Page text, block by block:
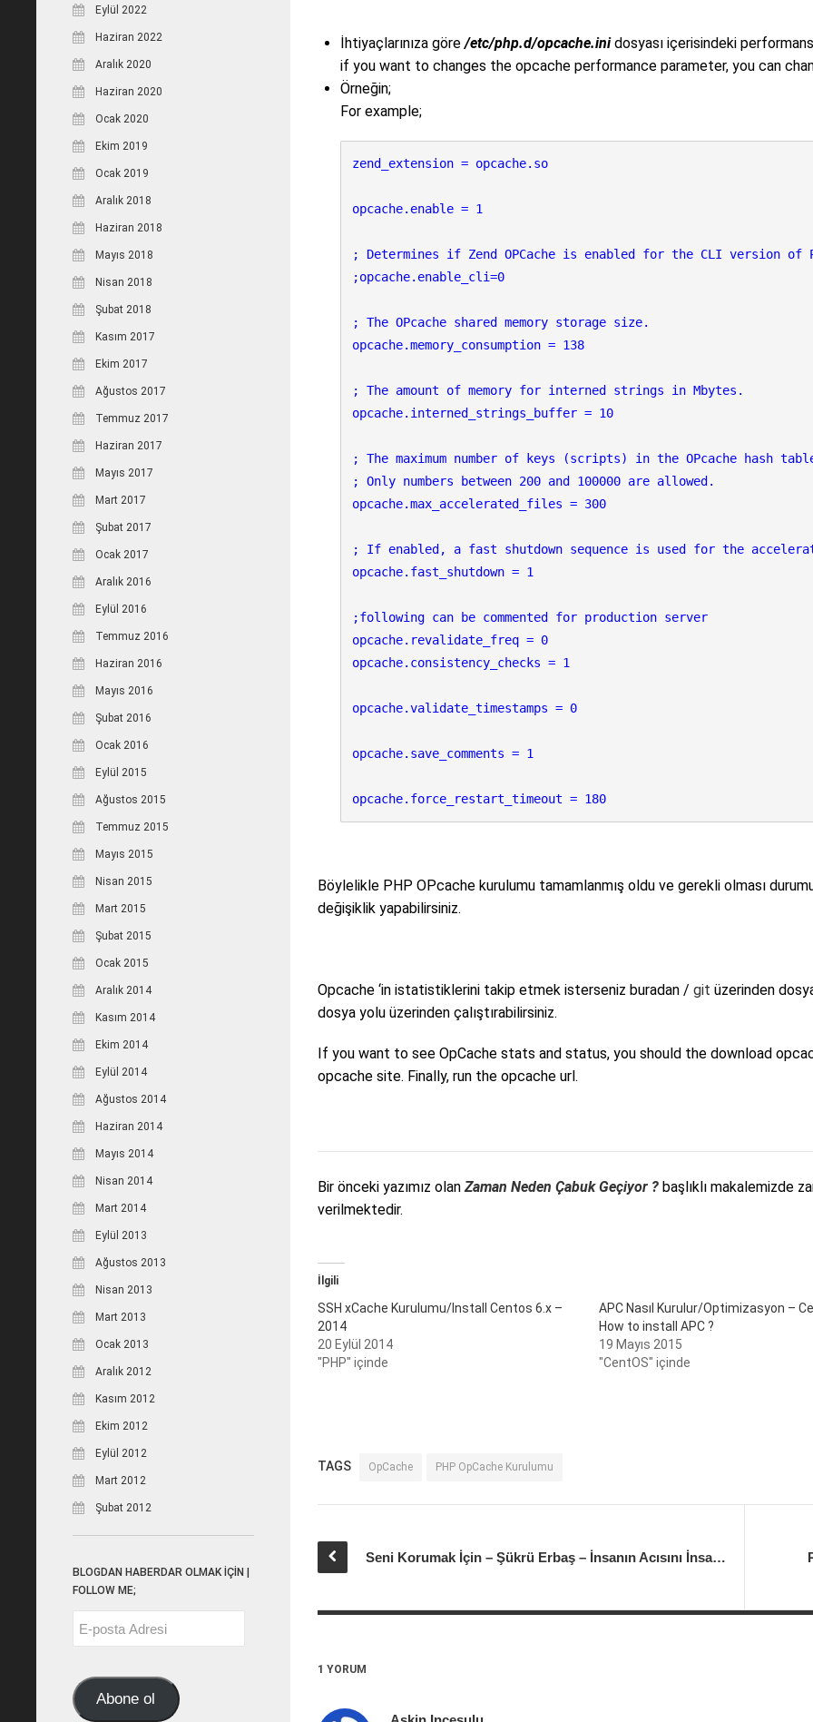
Eylül 2022
Haziran 2022
Aralık 2020
Haziran 2020
Ocak 2020
Ekim 2019
Ocak 2019
Aralık 2018
Haziran 2018
Mayıs 2018
Nisan 2018
Şubat 2018
Kasım 2017
Ekim 2017
Ağustos 2017
Temmuz 2017
Haziran 2017
Mayıs 2017
Mart 2017
Şubat 2017
Ocak 2017
Aralık 2016
Eylül 2016
Temmuz 2016
Haziran 2016
Mayıs 2016
Şubat 2016
Ocak 2016
Eylül 2015
Ağustos 2015
Temmuz 2015
Mayıs 2015
Nisan 2015
Mart 2015
Şubat 2015
Ocak 2015
Aralık 2014
Kasım 2014
Ekim 2014
Eylül 2014
Ağustos 2014
Haziran 2014
Mayıs 2014
Nisan 2014
Mart 2014
Eylül 2013
Ağustos 2013
Nisan 2013
Mart 2013
Ocak 2013
Aralık 2012
Kasım 2012
Ekim 2012
Eylül 2012
Mart 2012
Şubat 2012
BLOGDAN HABERDAR OLMAK İÇİN |
FOLLOW ME;
E-
posta
Abone ol
İhtiyaçlarınıza göre/etc/php.d/opcache.inidosyası içerisindeki
if you want to changes the opcache performance parameter, you can
Örneğin;
For example;
zend_extension = opcache.so
opcache.enable = 1
; Determines if Zend OPCache is enabled for the CLI version of
;opcache.enable_cli=0
; The OPcache shared memory storage size.
opcache.memory_consumption = 138
; The amount of memory for interned strings in Mbytes.
opcache.interned_strings_buffer = 10
; The maximum number of keys (scripts) in the OPcache hash
; Only numbers between 200 and 100000 are allowed.
opcache.max_accelerated_files = 300
; If enabled, a fast shutdown sequence is used for the
opcache.fast_shutdown = 1
;following can be commented for production server
opcache.revalidate_freq = 0
opcache.consistency_checks = 1
opcache.validate_timestamps = 0
opcache.save_comments = 1
opcache.force_restart_timeout = 180
Böylelikle PHP OPcache kurulumu tamamlanmış oldu ve gerekli olması
değişiklik yapabilirsiniz.
Opcache ‘in istatistiklerini takip etmek isterseniz buradan / git üzerinden
dosya yolu üzerinden çalıştırabilirsiniz.
If you want to see OpCache stats and status, you should the download
opcache site. Finally, run the opcache url.
Bir önceki yazımız olanZaman Neden Çabuk Geçiyor ? başlıklı makalemizde
verilmektedir.
İlgili
SSH xCache Kurulumu/Install Centos 6.x –
2014
20 Eylül 2014
"PHP" içinde
APC Nasıl Kurulur/Optimizasyon –
How to install APC ?
19 Mayıs 2015
"CentOS" içinde
TAGS OpCache PHP OpCache Kurulumu
Seni Korumak İçin – Şükrü Erbaş – İnsanın Acısını İnsan Alır
1 YORUM